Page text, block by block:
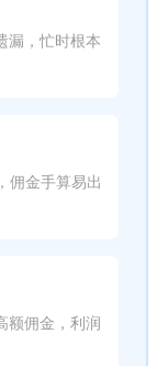
漏，忙时根本
佣金手算易出
额佣金，利润